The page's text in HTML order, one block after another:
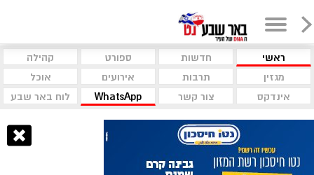
ראשי חדשות ספורט
קהילה
מגזין
תרבות אירועים
אוכל
אינדקס
צור קשר WhatsApp לוח באר שבע